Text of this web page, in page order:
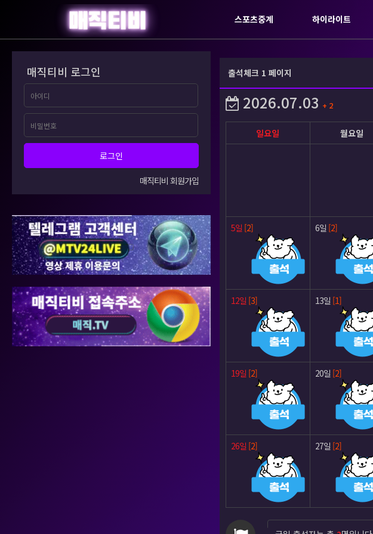
스포츠중계 하이라이트
출석체크 1 페이지
2026.07.03 + 2
일요일 월요일
5일 [2] 6일 [2]
12일 [3] 13일 [1]
19일 [2] 20일 [2]
26일 [2] 27일 [2]
매직티비 로그인
로그인
매직티비 회원가입